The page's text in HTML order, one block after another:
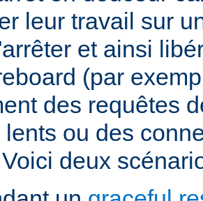
leur travail sur
et ainsi
(par
des requêtes
lents ou des
deux